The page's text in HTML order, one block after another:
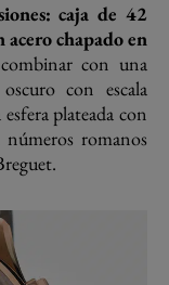
caja de 42
chapado en
con una
con escala
plateada con
números romanos